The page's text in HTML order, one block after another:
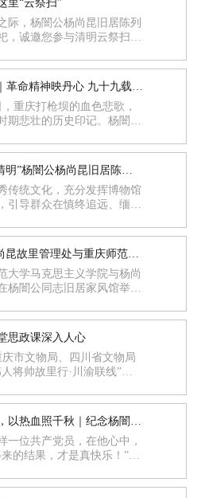
里“云祭扫”
际，杨闇公杨尚昆旧居陈列
，诚邀您参与清明云祭扫活
念。
铭记“三三一”｜革命精神映丹心 九十九载祭英魂
，重庆打枪坝的血色悲歌，
期悲壮的历史印记。杨闇公
，磨灭方休”的赤胆忠魂，
革命征程。值此重庆“三三
之际，我们回望血色历史，
传承不朽精神，砥砺奋进初
“我们的节日·清明”杨闇公杨尚昆旧居陈列馆系列主题社教活动预告
传统文化，充分发挥博物馆
引导群众在慎终追远、缅怀
馆将于清明节期间举办“我
系列社教活动。
合作共建 | 杨尚昆故里管理处与重庆师范大学马克思主义学院共建“大思政课”实践教学基地
大学马克思主义学院与杨尚
杨闇公同志旧居家风馆举
思政课深入人心
市文物局、四川省文物局
将帅故里行·川渝联线”活
以生命赴信仰，以热血照千秋｜纪念杨闇公烈士诞辰128周年
一位共产党员，在他心中，
的结果，才是真快乐！”；
见光明。”